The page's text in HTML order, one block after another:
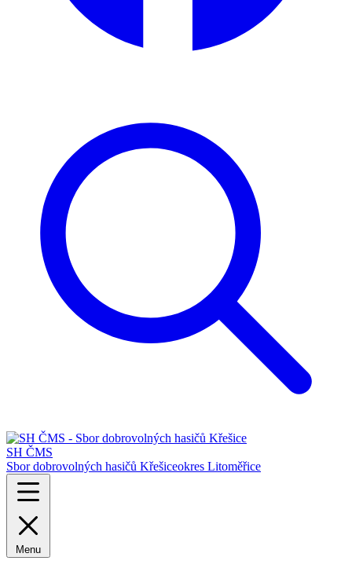
SH ČMS
Sbor dobrovolných hasičů Křešiceokres Litoměřice
Menu